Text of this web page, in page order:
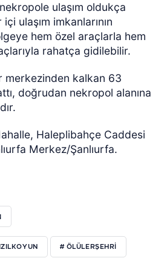
ulaşım oldukça
ulaşım imkanlarının
hem özel araçlarla hem
rahatça gidilebilir.
merkezinden kalkan 63
doğrudan nekropol alanına
Haleplibahçe Caddesi
Merkez/Şanlıurfa.
# ÖLÜLERŞEHRİ